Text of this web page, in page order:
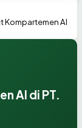
Kompartemen AI
AI di PT.